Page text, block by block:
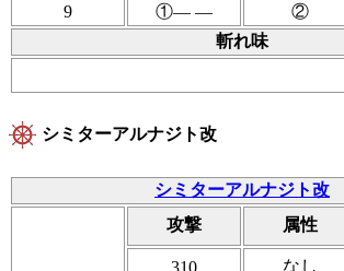
9
①― ― ②
斬れ味
シミターアルナジト改
シミターアルナジト改
攻撃
属性
なし